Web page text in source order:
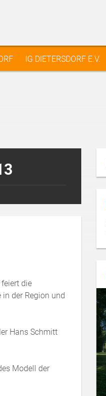
IG DIETERSDORF E.V.
die
der Region und
Hans Schmitt
Modell der